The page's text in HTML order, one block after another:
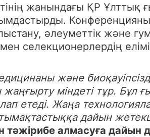
жанындағы ҚР
әлеуметтік және
селекционерлердің
және
міндеті тұр. Бұл
етеді. Жаңа
дайын
алмасуға дайын